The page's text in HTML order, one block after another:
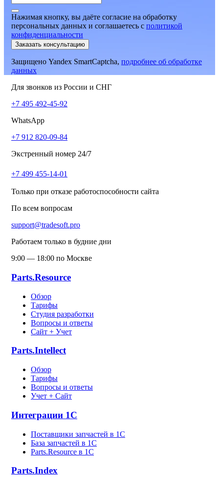
Нажимая кнопку, вы даёте согласие на обработку
персональных данных и соглашаетесь c политикой
конфиденциальности
Заказать консультацию
Защищено Yandex SmartCaptcha, подробнее об обработке
данных
Для звонков из России и СНГ
+7 495 492-45-92
WhatsApp
+7 912 820-09-84
Экстренный номер 24/7
+7 499 455-14-01
Только при отказе работоспособности сайта
По всем вопросам
support@tradesoft.pro
Работаем только в будние дни
9:00 — 18:00 по Москве
Parts.Resource
Обзор
Тарифы
Студия разработки
Вопросы и ответы
Сайт + Учет
Parts.Intellect
Обзор
Тарифы
Вопросы и ответы
Учет + Сайт
Интеграции 1С
Поставщики запчастей в 1C
База запчастей в 1С
Parts.Resource в 1C
Parts.Index